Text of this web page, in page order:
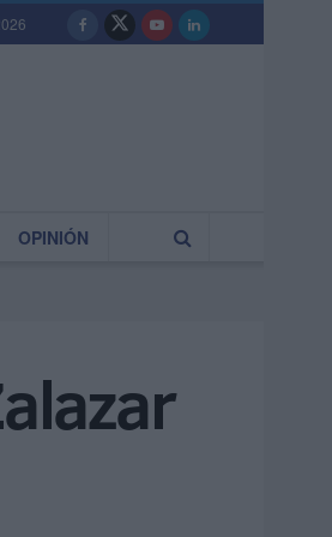
OPINIÓN